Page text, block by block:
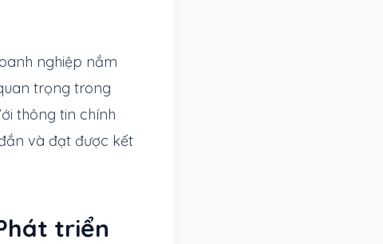
nghiệp nắm
trọng trong
thông tin chính
và đạt được kết
triển